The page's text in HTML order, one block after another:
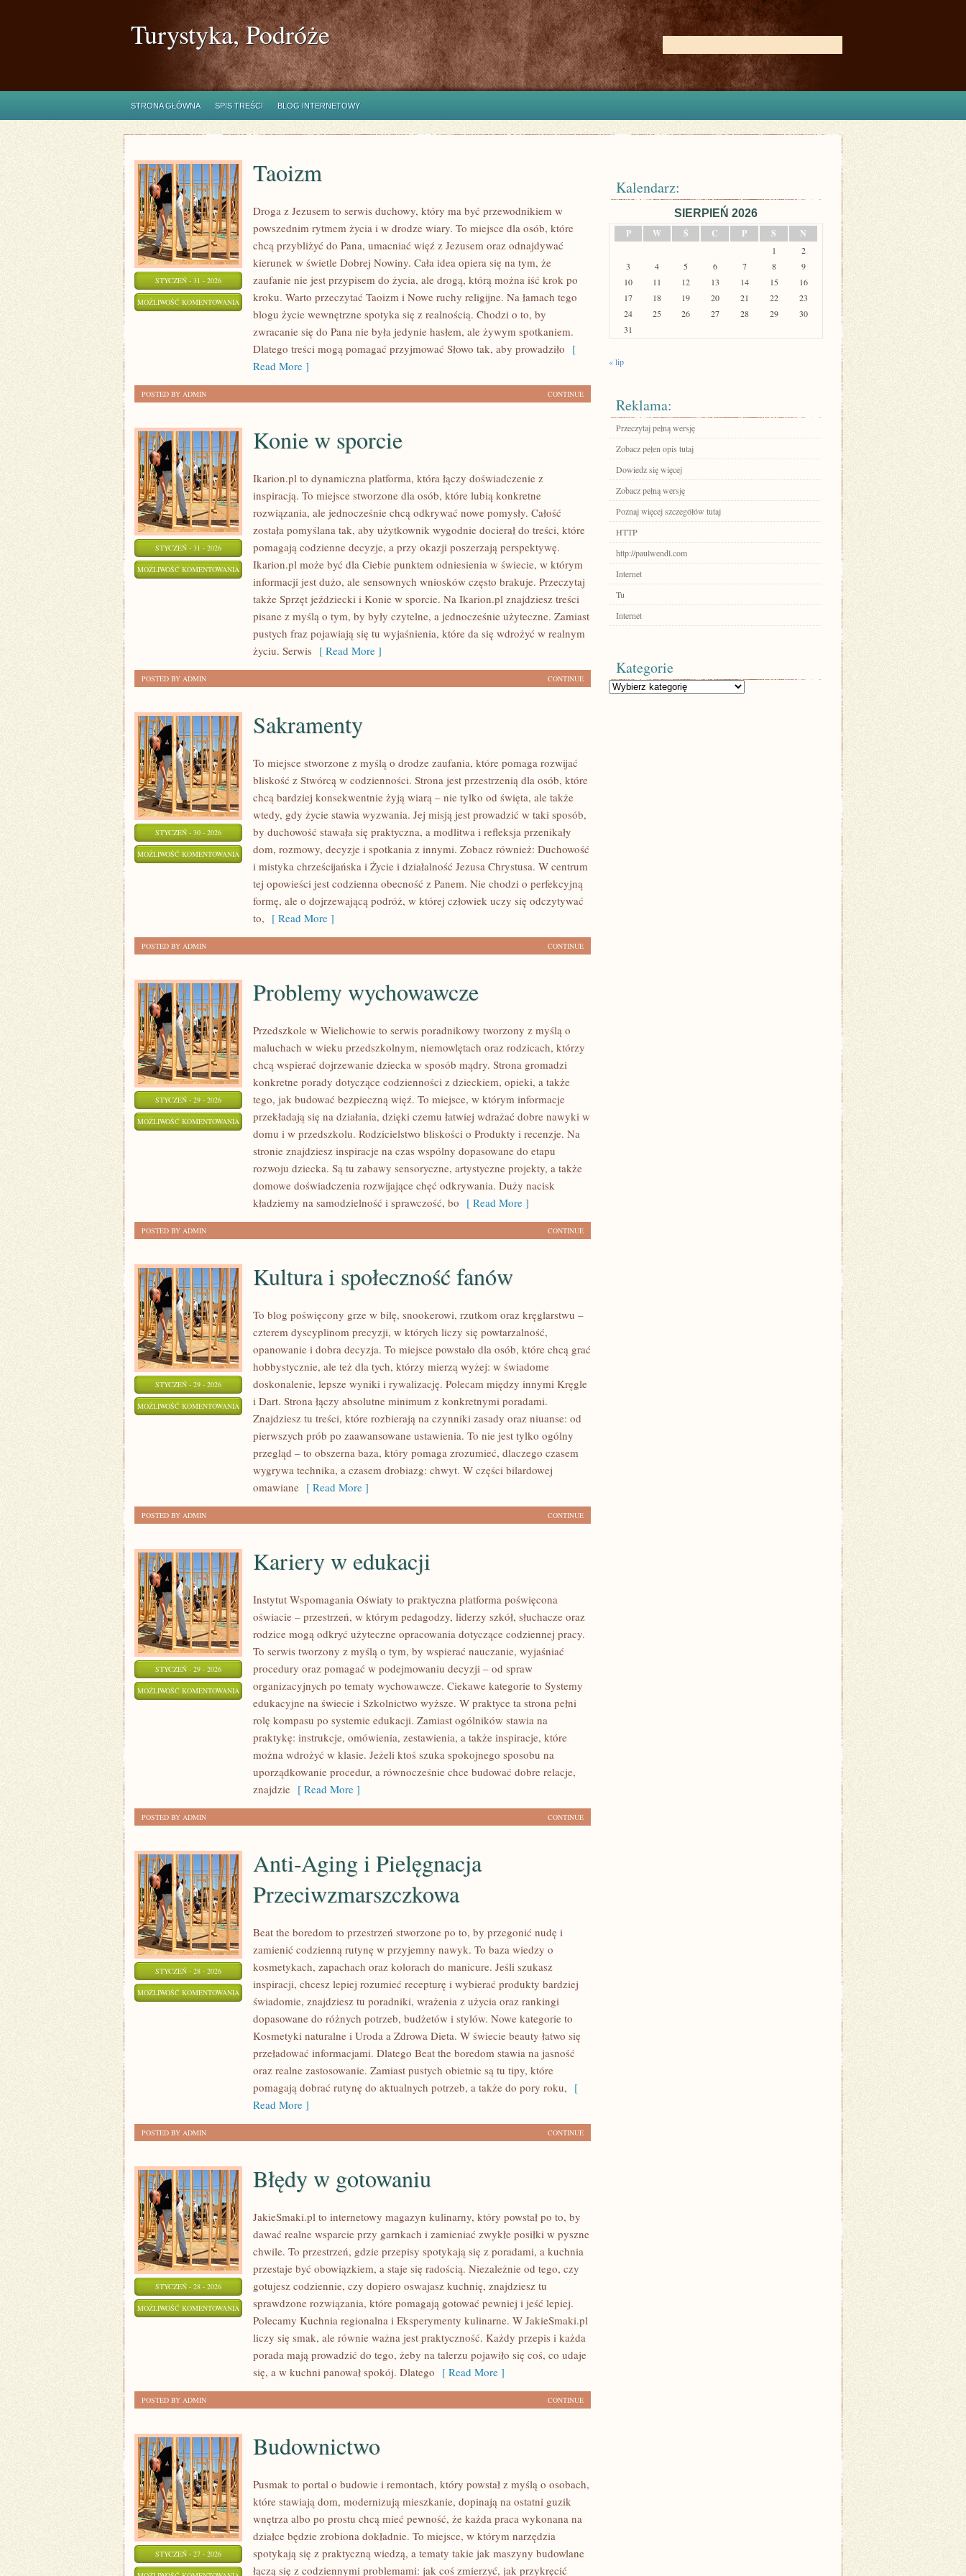
Turystyka, Podróże
STRONA GŁÓWNA SPIS TREŚCI BLOG INTERNETOWY
STYCZEŃ - 31 - 2026
MOŻLIWOŚĆ KOMENTOWANIA TAOIZM
Taoizm
Droga z Jezusem to serwis duchowy, który ma być przewodnikiem w
powszednim rytmem życia i w drodze wiary. To miejsce dla osób, które
chcą przybliżyć do Pana, umacniać więź z Jezusem oraz odnajdywać
kierunek w świetle Dobrej Nowiny. Cała idea opiera się na tym, że
zaufanie nie jest przypisem do życia, ale drogą, którą można iść krok po
kroku. Warto przeczytać Taoizm i Nowe ruchy religijne. Na łamach tego
blogu życie wewnętrzne spotyka się z realnością. Chodzi o to, by
zwracanie się do Pana nie była jedynie hasłem, ale żywym spotkaniem.
Dlatego treści mogą pomagać przyjmować Słowo tak, aby prowadziło [
Read More ]
CONTINUE
POSTED BY ADMIN
STYCZEŃ - 31 - 2026
MOŻLIWOŚĆ KOMENTOWANIA KONIE
SPORCIE
Konie w sporcie
Ikarion.pl to dynamiczna platforma, która łączy doświadczenie z
inspiracją. To miejsce stworzone dla osób, które lubią konkretne
rozwiązania, ale jednocześnie chcą odkrywać nowe pomysły. Całość
została pomyślana tak, aby użytkownik wygodnie docierał do treści, które
pomagają codzienne decyzje, a przy okazji poszerzają perspektywę.
Ikarion.pl może być dla Ciebie punktem odniesienia w świecie, w którym
informacji jest dużo, ale sensownych wniosków często brakuje. Przeczytaj
także Sprzęt jeździecki i Konie w sporcie. Na Ikarion.pl znajdziesz treści
pisane z myślą o tym, by były czytelne, a jednocześnie użyteczne. Zamiast
pustych fraz pojawiają się tu wyjaśnienia, które da się wdrożyć w realnym
życiu. Serwis [ Read More ]
CONTINUE
POSTED BY ADMIN
STYCZEŃ - 30 - 2026
MOŻLIWOŚĆ KOMENTOWANIA SAKRAMENTY
Sakramenty
To miejsce stworzone z myślą o drodze zaufania, które pomaga rozwijać
bliskość z Stwórcą w codzienności. Strona jest przestrzenią dla osób, które
chcą bardziej konsekwentnie żyją wiarą – nie tylko od święta, ale także
wtedy, gdy życie stawia wyzwania. Jej misją jest prowadzić w taki sposób,
by duchowość stawała się praktyczna, a modlitwa i refleksja przenikały
dom, rozmowy, decyzje i spotkania z innymi. Zobacz również: Duchowość
i mistyka chrześcijańska i Życie i działalność Jezusa Chrystusa. W centrum
tej opowieści jest codzienna obecność z Panem. Nie chodzi o perfekcyjną
formę, ale o dojrzewającą podróż, w której człowiek uczy się odczytywać
to, [ Read More ]
CONTINUE
POSTED BY ADMIN
STYCZEŃ - 29 - 2026
MOŻLIWOŚĆ KOMENTOWANIA PROBLEMY
WYCHOWAWCZE
Problemy wychowawcze
Przedszkole w Wielichowie to serwis poradnikowy tworzony z myślą o
maluchach w wieku przedszkolnym, niemowlętach oraz rodzicach, którzy
chcą wspierać dojrzewanie dziecka w sposób mądry. Strona gromadzi
konkretne porady dotyczące codzienności z dzieckiem, opieki, a także
tego, jak budować bezpieczną więź. To miejsce, w którym informacje
przekładają się na działania, dzięki czemu łatwiej wdrażać dobre nawyki w
domu i w przedszkolu. Rodzicielstwo bliskości o Produkty i recenzje. Na
stronie znajdziesz inspiracje na czas wspólny dopasowane do etapu
rozwoju dziecka. Są tu zabawy sensoryczne, artystyczne projekty, a także
domowe doświadczenia rozwijające chęć odkrywania. Duży nacisk
kładziemy na samodzielność i sprawczość, bo [ Read More ]
CONTINUE
POSTED BY ADMIN
STYCZEŃ - 29 - 2026
MOŻLIWOŚĆ KOMENTOWANIA KULTURA
SPOŁECZNOŚĆ
FANÓW
Kultura i społeczność fanów
To blog poświęcony grze w bilę, snookerowi, rzutkom oraz kręglarstwu –
czterem dyscyplinom precyzji, w których liczy się powtarzalność,
opanowanie i dobra decyzja. To miejsce powstało dla osób, które chcą grać
hobbystycznie, ale też dla tych, którzy mierzą wyżej: w świadome
doskonalenie, lepsze wyniki i rywalizację. Polecam między innymi Kręgle
i Dart. Strona łączy absolutne minimum z konkretnymi poradami.
Znajdziesz tu treści, które rozbierają na czynniki zasady oraz niuanse: od
pierwszych prób po zaawansowane ustawienia. To nie jest tylko ogólny
przegląd – to obszerna baza, który pomaga zrozumieć, dlaczego czasem
wygrywa technika, a czasem drobiazg: chwyt. W części bilardowej
omawiane [ Read More ]
CONTINUE
POSTED BY ADMIN
STYCZEŃ - 29 - 2026
MOŻLIWOŚĆ KOMENTOWANIA KARIERY
EDUKACJI
Kariery w edukacji
Instytut Wspomagania Oświaty to praktyczna platforma poświęcona
oświacie – przestrzeń, w którym pedagodzy, liderzy szkół, słuchacze oraz
rodzice mogą odkryć użyteczne opracowania dotyczące codziennej pracy.
To serwis tworzony z myślą o tym, by wspierać nauczanie, wyjaśniać
procedury oraz pomagać w podejmowaniu decyzji – od spraw
organizacyjnych po tematy wychowawcze. Ciekawe kategorie to Systemy
edukacyjne na świecie i Szkolnictwo wyższe. W praktyce ta strona pełni
rolę kompasu po systemie edukacji. Zamiast ogólników stawia na
praktykę: instrukcje, omówienia, zestawienia, a także inspiracje, które
można wdrożyć w klasie. Jeżeli ktoś szuka spokojnego sposobu na
uporządkowanie procedur, a równocześnie chce budować dobre relacje,
znajdzie [ Read More ]
CONTINUE
POSTED BY ADMIN
STYCZEŃ - 28 - 2026
MOŻLIWOŚĆ KOMENTOWANIA
Anti-Aging i Pielęgnacja
Przeciwzmarszczkowa
Beat the boredom to przestrzeń stworzone po to, by przegonić nudę i
zamienić codzienną rutynę w przyjemny nawyk. To baza wiedzy o
kosmetykach, zapachach oraz kolorach do manicure. Jeśli szukasz
inspiracji, chcesz lepiej rozumieć recepturę i wybierać produkty bardziej
świadomie, znajdziesz tu poradniki, wrażenia z użycia oraz rankingi
dopasowane do różnych potrzeb, budżetów i stylów. Nowe kategorie to
Kosmetyki naturalne i Uroda a Zdrowa Dieta. W świecie beauty łatwo się
przeładować informacjami. Dlatego Beat the boredom stawia na jasność
oraz realne zastosowanie. Zamiast pustych obietnic są tu tipy, które
pomagają dobrać rutynę do aktualnych potrzeb, a także do pory roku, [
Read More ]
CONTINUE
POSTED BY ADMIN
STYCZEŃ - 28 - 2026
MOŻLIWOŚĆ KOMENTOWANIA BŁĘDY
GOTOWANIU
Błędy w gotowaniu
JakieSmaki.pl to internetowy magazyn kulinarny, który powstał po to, by
dawać realne wsparcie przy garnkach i zamieniać zwykłe posiłki w pyszne
chwile. To przestrzeń, gdzie przepisy spotykają się z poradami, a kuchnia
przestaje być obowiązkiem, a staje się radością. Niezależnie od tego, czy
gotujesz codziennie, czy dopiero oswajasz kuchnię, znajdziesz tu
sprawdzone rozwiązania, które pomagają gotować pewniej i jeść lepiej.
Polecamy Kuchnia regionalna i Eksperymenty kulinarne. W JakieSmaki.pl
liczy się smak, ale równie ważna jest praktyczność. Każdy przepis i każda
porada mają prowadzić do tego, żeby na talerzu pojawiło się coś, co udaje
się, a w kuchni panował spokój. Dlatego [ Read More ]
CONTINUE
POSTED BY ADMIN
STYCZEŃ - 27 - 2026
Budownictwo
Pusmak to portal o budowie i remontach, który powstał z myślą o osobach,
które stawiają dom, modernizują mieszkanie, dopinają na ostatni guzik
wnętrza albo po prostu chcą mieć pewność, że każda praca wykonana na
działce będzie zrobiona dokładnie. To miejsce, w którym narzędzia
spotykają się z praktyczną wiedzą, a tematy takie jak maszyny budowlane
łączą się z codziennymi problemami: jak coś zmierzyć, jak przykręcić
Kalendarz:
SIERPIEŃ 2026
P
W Ś C P S N
1
2
3
4 5 6 7 8
9
10
11 12 13 14 15
16
17
18 19 20 21 22
23
24
25 26 27 28 29
30
31
« lip
Reklama:
Przeczytaj pełną wersję
Zobacz pełen opis tutaj
Dowiedz się więcej
Zobacz pełną wersję
Poznaj więcej szczegółów tutaj
HTTP
http://paulwendl.com
Internet
Tu
Internet
Kategorie
Kategorie